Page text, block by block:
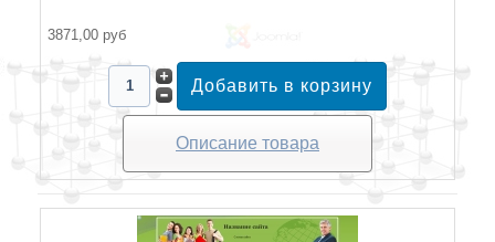
3871,00 руб
Описание товара